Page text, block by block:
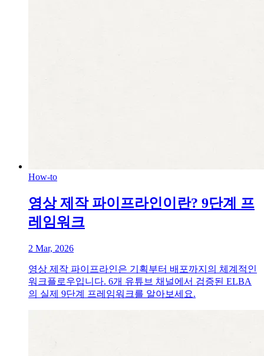
How-to
영상 제작 파이프라인이란? 9단계 프
레임워크
2 Mar, 2026
영상 제작 파이프라인은 기획부터 배포까지의 체계적인
워크플로우입니다. 6개 유튜브 채널에서 검증된 ELBA
의 실제 9단계 프레임워크를 알아보세요.